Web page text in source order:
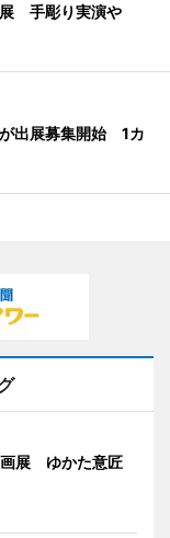
展 手彫り実演や
出展募集開始 1カ
画展 ゆかた意匠